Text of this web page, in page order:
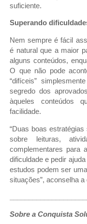
suficiente.
Superando
Nem sempre é fácil
é natural que a maior
alguns conteúdos,
O que não pode
“difíceis”
segredo dos
àqueles conteúdos
facilidade.
“Duas boas
sobre leituras,
complementares para
dificuldade e pedir
estudos podem ser
situações”, aconselha a
Sobre a Conquista